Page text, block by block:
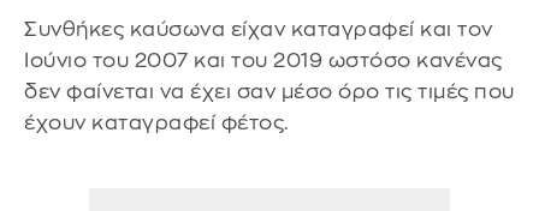
Συνθήκες καύσωνα είχαν καταγραφεί και τον
Ιούνιο του 2007 και του 2019 ωστόσο κανένας
δεν φαίνεται να έχει σαν μέσο όρο τις τιμές που
έχουν καταγραφεί φέτος.